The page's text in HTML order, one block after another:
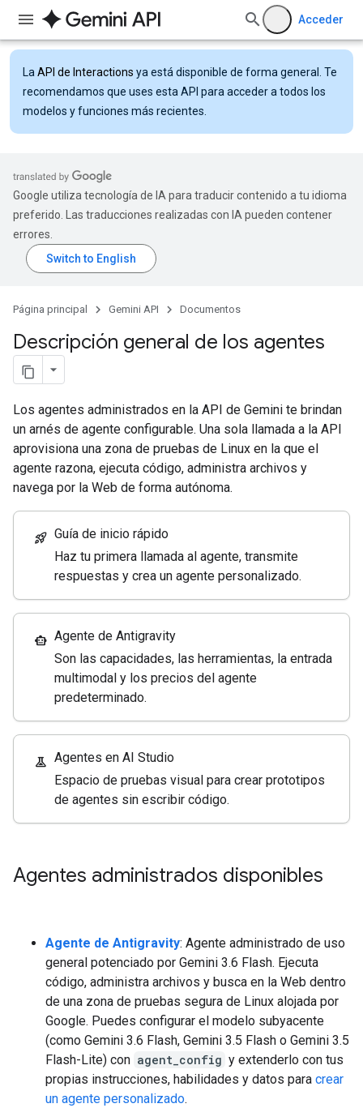
Acceder
La API de Interactions ya está disponible de forma general. Te
recomendamos que uses esta API para acceder a todos los
modelos y funciones más recientes.
Google utiliza tecnología de IA para traducir contenido a tu idioma
preferido. Las traducciones realizadas con IA pueden contener
errores.
Página principal Gemini API Documentos
Descripción general de los agentes
Los agentes administrados en la API de Gemini te brindan
un arnés de agente configurable. Una sola llamada a la API
aprovisiona una zona de pruebas de Linux en la que el
agente razona, ejecuta código, administra archivos y
navega por la Web de forma autónoma.
rocket_launch Guía de inicio rápido
Haz tu primera llamada al agente, transmite
respuestas y crea un agente personalizado.
smart_toy Agente de Antigravity
Son las capacidades, las herramientas, la entrada
multimodal y los precios del agente
predeterminado.
experiment Agentes en AI Studio
Espacio de pruebas visual para crear prototipos
de agentes sin escribir código.
Agentes administrados disponibles
Agente de Antigravity: Agente administrado de uso
general potenciado por Gemini 3.6 Flash. Ejecuta
código, administra archivos y busca en la Web dentro
de una zona de pruebas segura de Linux alojada por
Google. Puedes configurar el modelo subyacente
(como Gemini 3.6 Flash, Gemini 3.5 Flash o Gemini 3.5
Flash-Lite) con agent_config y extenderlo con tus
propias instrucciones, habilidades y datos para crear
un agente personalizado.